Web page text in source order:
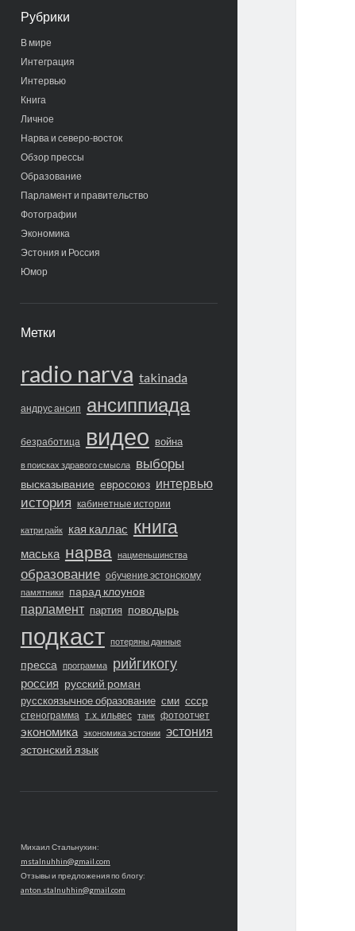
Рубрики
В мире
Интеграция
Интервью
Книга
Личное
Нарва и северо-восток
Обзор прессы
Образование
Парламент и правительство
Фотографии
Экономика
Эстония и Россия
Юмор
Метки
radio narva takinada
андрус ансип ансиппиада
безработица видео война
в поисках здравого смысла выборы
высказывание евросоюз интервью
история кабинетные истории
катри райк кая каллас книга
маська нарва нацменьшинства
образование обучение эстонскому
памятники парад клоунов
парламент партия поводырь
подкаст потеряны данные
пресса программа рийгикогу
россия русский роман
русскоязычное образование сми ссср
стенограмма т.х. ильвес танк фотоотчет
экономика экономика эстонии эстония
эстонский язык
Михаил Стальнухин:
mstalnuhhin@gmail.com
Отзывы и предложения по блогу:
anton.stalnuhhin@gmail.com